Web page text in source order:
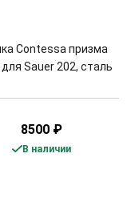
Contessa призма
Sauer 202, сталь
8500 ₽
В наличии